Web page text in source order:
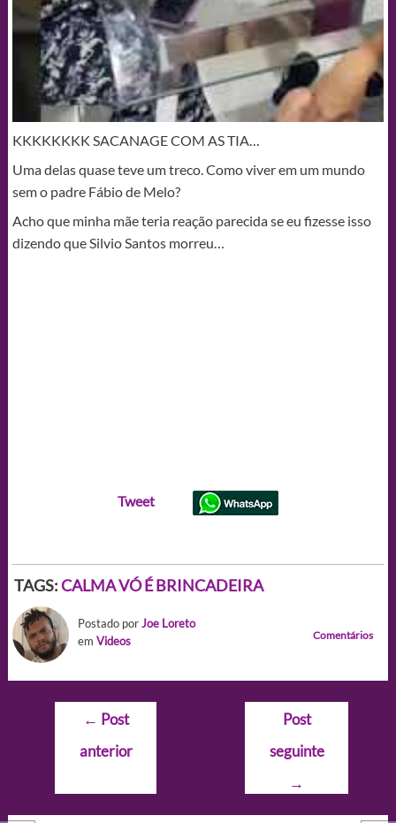
KKKKKKKK SACANAGE COM AS TIA…
Uma delas quase teve um treco. Como viver em um mundo
sem o padre Fábio de Melo?
Acho que minha mãe teria reação parecida se eu fizesse isso
dizendo que Silvio Santos morreu…
Tweet
TAGS:CALMA VÓ É BRINCADEIRA
Postado porJoe Loreto
em Videos Comentários
Navegação
Post
← Post
anterior
Post
seguinte
→